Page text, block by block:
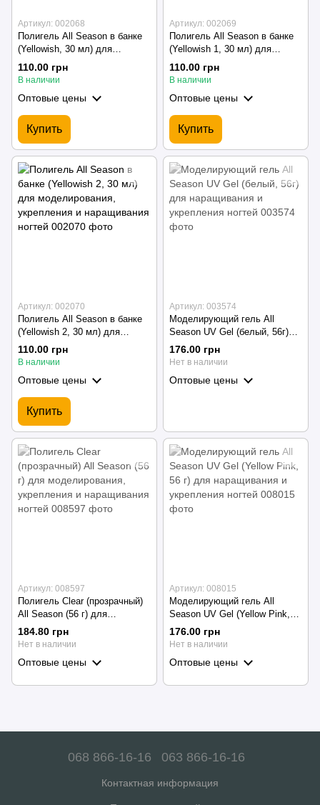
Артикул: 002068
Полигель All Season в банке
(Yellowish, 30 мл) для
моделирования, укрепления и
наращивания ногтей
110.00 грн
В наличии
Оптовые цены
Купить
Артикул: 002069
Полигель All Season в банке
(Yellowish 1, 30 мл) для
моделирования, укрепления и
наращивания ногтей
110.00 грн
В наличии
Оптовые цены
Купить
Артикул: 002070
Полигель All Season в банке
(Yellowish 2, 30 мл) для
моделирования, укрепления и
наращивания ногтей
110.00 грн
В наличии
Оптовые цены
Купить
Артикул: 003574
Моделирующий гель All
Season UV Gel (белый, 56г)
для наращивания и
укрепления ногтей
176.00 грн
Нет в наличии
Оптовые цены
Артикул: 008597
Полигель Clear (прозрачный)
All Season (56 г) для
моделирования, укрепления и
наращивания ногтей
184.80 грн
Нет в наличии
Оптовые цены
Артикул: 008015
Моделирующий гель All
Season UV Gel (Yellow Pink,
56 г) для наращивания и
укрепления ногтей
176.00 грн
Нет в наличии
Оптовые цены
068 866-16-16 063 866-16-16
Контактная информация